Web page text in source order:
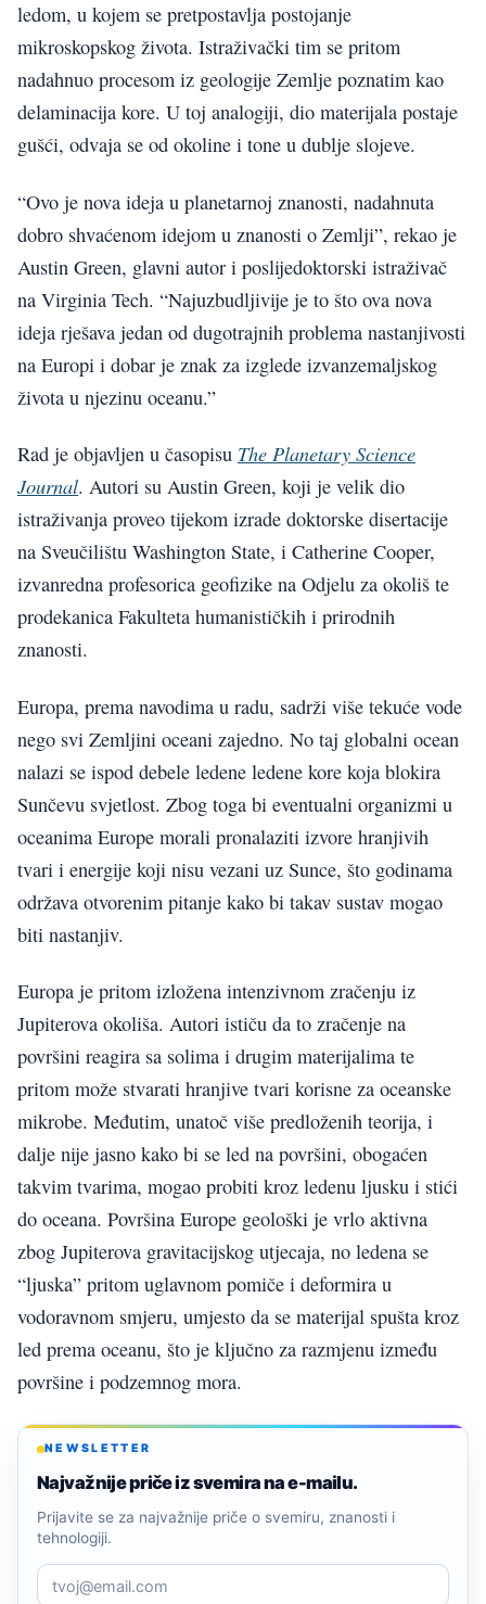
ledom, u kojem se pretpostavlja postojanje
mikroskopskog života. Istraživački tim se pritom
nadahnuo procesom iz geologije Zemlje poznatim kao
delaminacija kore. U toj analogiji, dio materijala postaje
gušći, odvaja se od okoline i tone u dublje slojeve.
“Ovo je nova ideja u planetarnoj znanosti, nadahnuta
dobro shvaćenom idejom u znanosti o Zemlji”, rekao je
Austin Green, glavni autor i poslijedoktorski istraživač
na Virginia Tech. “Najuzbudljivije je to što ova nova
ideja rješava jedan od dugotrajnih problema nastanjivosti
na Europi i dobar je znak za izglede izvanzemaljskog
života u njezinu oceanu.”
Rad je objavljen u časopisu The Planetary Science
Journal. Autori su Austin Green, koji je velik dio
istraživanja proveo tijekom izrade doktorske disertacije
na Sveučilištu Washington State, i Catherine Cooper,
izvanredna profesorica geofizike na Odjelu za okoliš te
prodekanica Fakulteta humanističkih i prirodnih
znanosti.
Europa, prema navodima u radu, sadrži više tekuće vode
nego svi Zemljini oceani zajedno. No taj globalni ocean
nalazi se ispod debele ledene ledene kore koja blokira
Sunčevu svjetlost. Zbog toga bi eventualni organizmi u
oceanima Europe morali pronalaziti izvore hranjivih
tvari i energije koji nisu vezani uz Sunce, što godinama
održava otvorenim pitanje kako bi takav sustav mogao
biti nastanjiv.
Europa je pritom izložena intenzivnom zračenju iz
Jupiterova okoliša. Autori ističu da to zračenje na
površini reagira sa solima i drugim materijalima te
pritom može stvarati hranjive tvari korisne za oceanske
mikrobe. Međutim, unatoč više predloženih teorija, i
dalje nije jasno kako bi se led na površini, obogaćen
takvim tvarima, mogao probiti kroz ledenu ljusku i stići
do oceana. Površina Europe geološki je vrlo aktivna
zbog Jupiterova gravitacijskog utjecaja, no ledena se
“ljuska” pritom uglavnom pomiče i deformira u
vodoravnom smjeru, umjesto da se materijal spušta kroz
led prema oceanu, što je ključno za razmjenu između
površine i podzemnog mora.
NEWSLETTER
Najvažnije priče iz svemira na e-mailu.
Prijavite se za najvažnije priče o svemiru, znanosti i
tehnologiji.